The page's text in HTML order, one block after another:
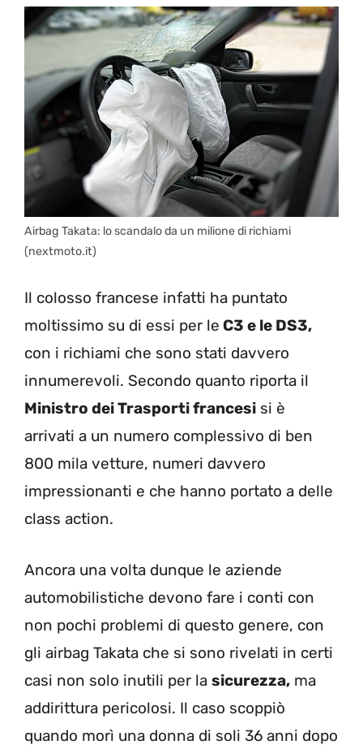
Airbag Takata: lo scandalo da un milione di richiami
(nextmoto.it)
Il colosso francese infatti ha puntato
moltissimo su di essi per le C3 e le DS3,
con i richiami che sono stati davvero
innumerevoli. Secondo quanto riporta il
Ministro dei Trasporti francesi si è
arrivati a un numero complessivo di ben
800 mila vetture, numeri davvero
impressionanti e che hanno portato a delle
class action.
Ancora una volta dunque le aziende
automobilistiche devono fare i conti con
non pochi problemi di questo genere, con
gli airbag Takata che si sono rivelati in certi
casi non solo inutili per la sicurezza, ma
addirittura pericolosi. Il caso scoppiò
quando morì una donna di soli 36 anni dopo